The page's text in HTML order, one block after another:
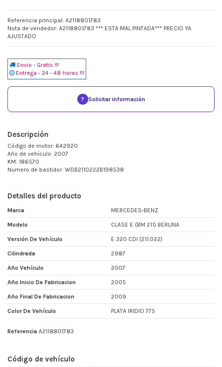
Referencia principal: A2118801783
Nota de vendedor: A2118801783 *** ESTA MAL PINTADA*** PRECIO YA
AJUSTADO
Envio - Gratis !!!
Entrega - 24 - 48 horas !!!
? Solicitar información
Descripción
Código de motor: 642920
Año de vehículo: 2007
KM: 186570
Numero de bastidor: WDB2110222B198538
Detalles del producto
Marca MERCEDES-BENZ
Modelo CLASE E (BM 211) BERLINA
Versión De Vehículo E 320 CDI (211.022)
Cilindrada 2987
Año Vehículo 2007
Año Inicio De Fabricacion 2005
Año Final De Fabricacion 2009
Color De Vehículo PLATA IRIDIO 775
Referencia A2118801783
Código de vehículo